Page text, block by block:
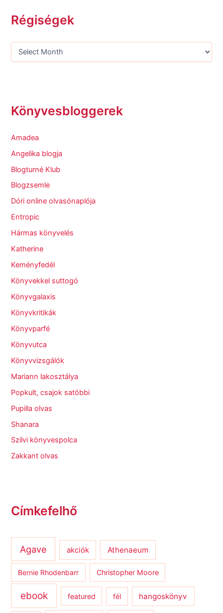
Régiségek
Könyvesbloggerek
Amadea
Angelika blogja
Blogturné Klub
Blogzsemle
Dóri online olvasónaplója
Entropic
Hármas könyvelés
Katherine
Keményfedél
Könyvekkel suttogó
Könyvgalaxis
Könyvkritikák
Könyvparfé
Könyvutca
Könyvvizsgálók
Mariann lakosztálya
Popkult, csajok satöbbi
Pupilla olvas
Shanara
Szilvi könyvespolca
Zakkant olvas
Címkefelhő
Agave akciók Athenaeum
Bernie Rhodenbarr Christopher Moore
ebook featured fél hangoskönyv